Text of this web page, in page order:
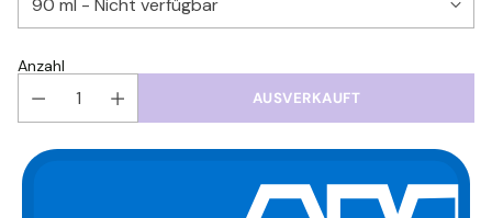
Anzahl
AUSVERKAUFT